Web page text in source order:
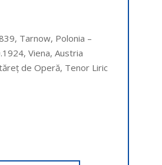
Tarnow, Polonia –
Viena, Austria
de Operă, Tenor Liric